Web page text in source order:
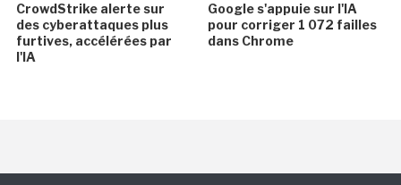
CrowdStrike alerte sur
des cyberattaques plus
furtives, accélérées par
l'IA
Google s'appuie sur l'IA
pour corriger 1 072 failles
dans Chrome